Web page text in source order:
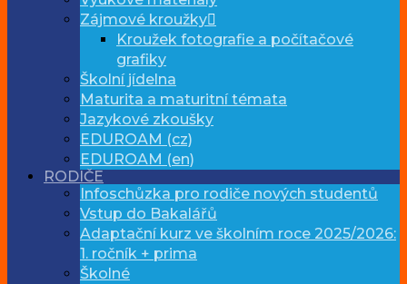
Zájmové kroužky
Kroužek fotografie a počítačové
grafiky
Školní jídelna
Maturita a maturitní témata
Jazykové zkoušky
EDUROAM (cz)
EDUROAM (en)
RODIČE
Infoschůzka pro rodiče nových studentů
Vstup do Bakalářů
Adaptační kurz ve školním roce 2025/2026:
1. ročník + prima
Školné